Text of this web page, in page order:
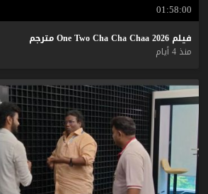
01:58:00
فيلم One Two Cha Cha Chaa 2026
مترجم
منذ 4 أيام